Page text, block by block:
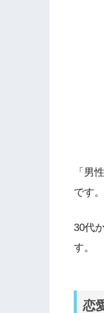
「男
です。
30代
す。
恋